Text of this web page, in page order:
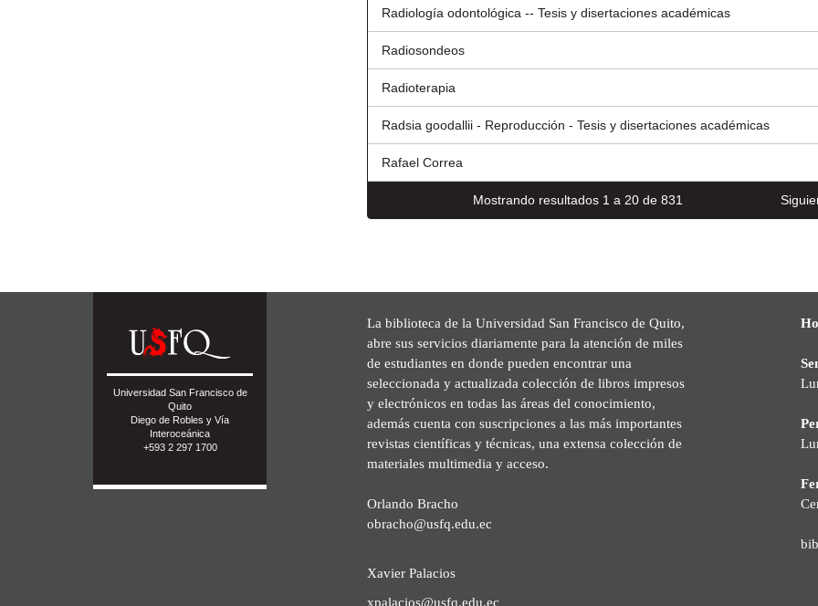
Radiología odontológica -- Tesis y disertaciones académicas
Radiosondeos
Radioterapia
Radsia goodallii - Reproducción - Tesis y disertaciones académicas
Rafael Correa
Mostrando resultados 1 a 20 de 831
Universidad San Francisco de
Quito
Diego de Robles y Vía
Interoceánica
+593 2 297 1700
La biblioteca de la Universidad San Francisco de Quito,
abre sus servicios diariamente para la atención de miles
de estudiantes en donde pueden encontrar una
seleccionada y actualizada colección de libros impresos
y electrónicos en todas las áreas del conocimiento,
además cuenta con suscripciones a las más importantes
revistas científicas y técnicas, una extensa colección de
materiales multimedia y acceso.
Orlando Bracho
obracho@usfq.edu.ec
Xavier Palacios
xpalacios@usfq.edu.ec